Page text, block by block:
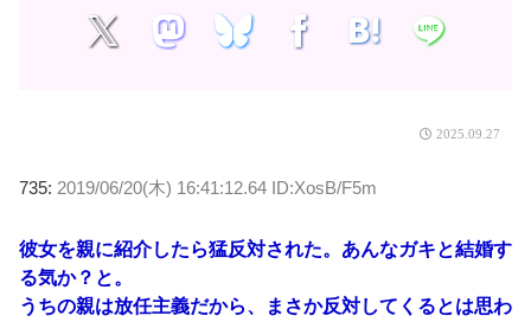
2025.09.27
735: 2019/06/20(木) 16:41:12.64 ID:XosB/F5m
彼女を親に紹介したら猛反対された。あんなガキと結婚す
る気か？と。
うちの親は放任主義だから、まさか反対してくるとは思わ